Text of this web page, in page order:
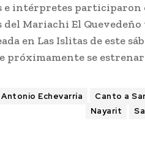
e intérpretes participaron
del Mariachi El
en Las Islitas de este
próximamente se
Antonio Echevarría Canto a
Nayarit